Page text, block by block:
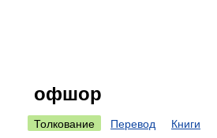
офшор
Толкование Перевод Книги